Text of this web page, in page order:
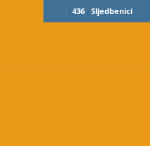
436 Sljedbenici